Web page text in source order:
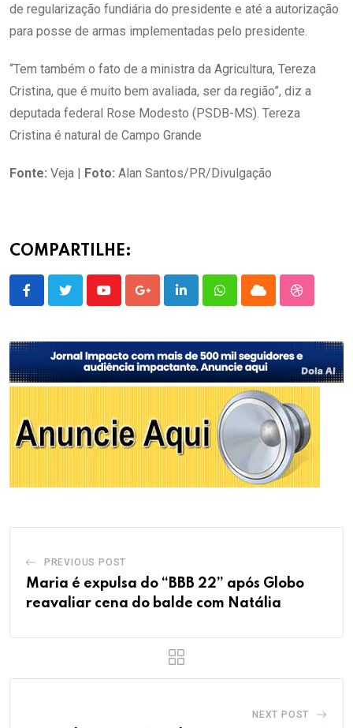
de regularização fundiária do presidente e até a autorização
para posse de armas implementadas pelo presidente.
“Tem também o fato de a ministra da Agricultura, Tereza
Cristina, que é muito bem avaliada, ser da região”, diz a
deputada federal Rose Modesto (PSDB-MS). Tereza
Cristina é natural de Campo Grande
Fonte: Veja | Foto: Alan Santos/PR/Divulgação
COMPARTILHE:
YoutubeGoogle+LinkedInWhatsappCloud
PREVIOUS POST
Maria é expulsa do “BBB 22” após Globo
reavaliar cena do balde com Natália
NEXT POST